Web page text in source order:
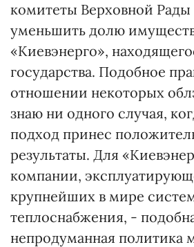
комитеты Верховной Рады
уменьшить долю
«Киевэнерго»,
государства. Подобное
отношении некоторых
знаю ни одного случая,
подход принес
результаты. Для
компании,
крупнейших в мире
теплоснабжения, -
непродуманная политика